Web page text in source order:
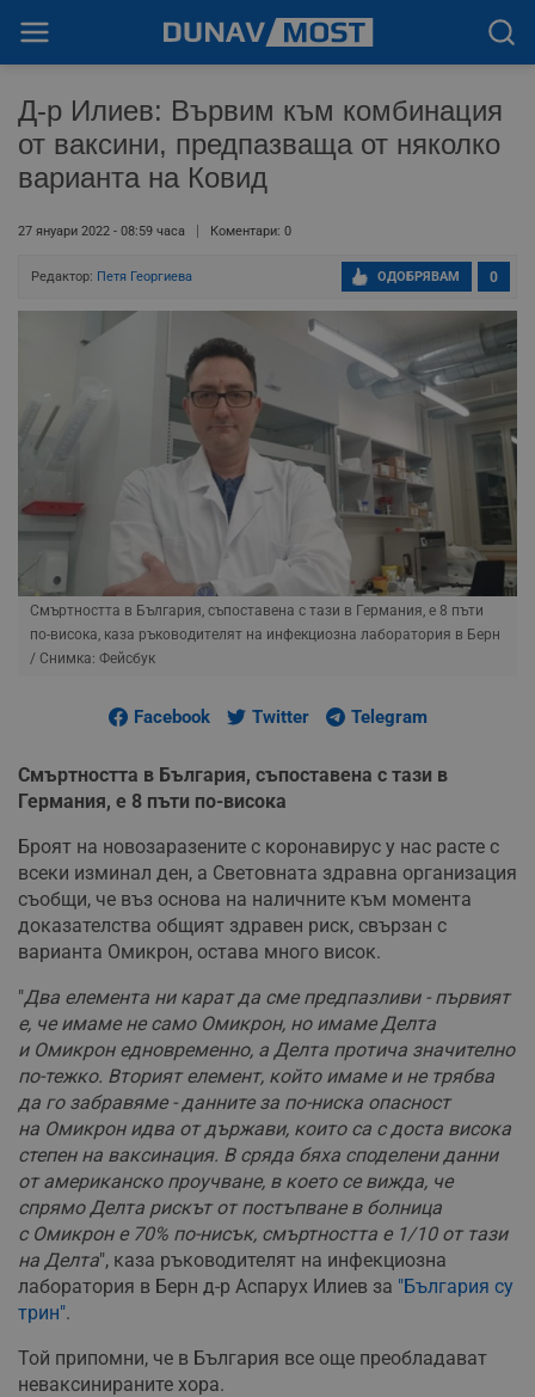
Д-р Илиев: Вървим към комбинация
от ваксини, предпазваща от няколко
варианта на Ковид
27 януари 2022 - 08:59 часа Коментари: 0
Редактор: Петя Георгиева 0
ОДОБРЯВАМ
Смъртността в България, съпоставена с тази в Германия, е 8 пъти
по-висока, каза ръководителят на инфекциозна лаборатория в Берн
/ Снимка: Фейсбук
Facebook Twitter Telegram
Смъртността в България, съпоставена с тази в
Германия, е 8 пъти по-висока
Броят на новозаразените с коронавирус у нас расте с
всеки изминал ден, а Световната здравна организация
съобщи, че въз основа на наличните към момента
доказателства общият здравен риск, свързан с
варианта Омикрон, остава много висок.
"Два елемента ни карат да сме предпазливи - първият
е, че имаме не само Омикрон, но имаме Делта
и Омикрон едновременно, а Делта протича значително
по-тежко. Вторият елемент, който имаме и не трябва
да го забравяме - данните за по-ниска опасност
на Омикрон идва от държави, които са с доста висока
степен на ваксинация. В сряда бяха споделени данни
от американско проучване, в което се вижда, че
спрямо Делта рискът от постъпване в болница
с Омикрон е 70% по-нисък, смъртността е 1/10 от тази
на Делта", каза ръководителят на инфекциозна
лаборатория в Берн д-р Аспарух Илиев за "България су
трин".
Той припомни, че в България все още преобладават
неваксинираните хора.